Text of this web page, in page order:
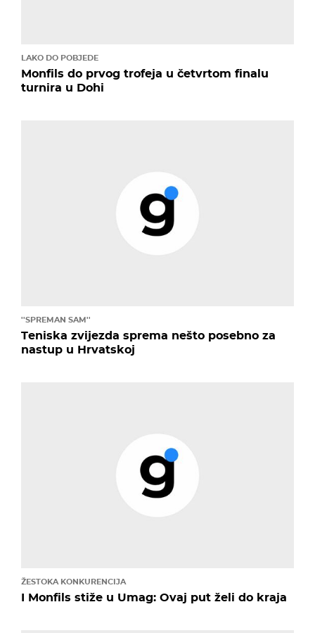
LAKO DO POBJEDE
Monfils do prvog trofeja u četvrtom finalu
turnira u Dohi
''SPREMAN SAM''
Teniska zvijezda sprema nešto posebno za
nastup u Hrvatskoj
ŽESTOKA KONKURENCIJA
I Monfils stiže u Umag: Ovaj put želi do kraja